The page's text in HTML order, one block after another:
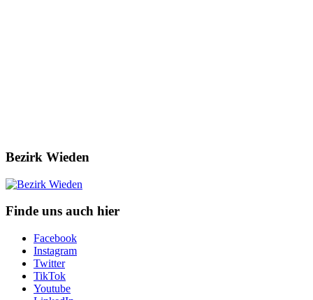
Bezirk Wieden
Finde uns auch hier
Facebook
Instagram
Twitter
TikTok
Youtube